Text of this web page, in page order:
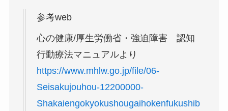
参考web
心の健康/厚生労働省・強迫障害 認知
行動療法マニュアルより
https://www.mhlw.go.jp/file/06-
Seisakujouhou-12200000-
Shakaiengokyokushougaihokenfukushib